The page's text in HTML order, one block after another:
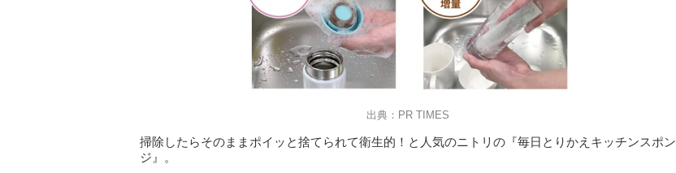
出典：PR TIMES
掃除したらそのままポイッと捨てられて衛生的！と人気のニトリの『毎日とりかえキッチンスポン
ジ』。